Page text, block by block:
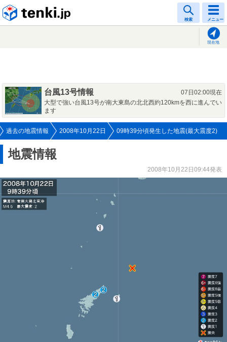
検索 メニュー
現在地
台風13号情報
07日02:00現在
大型で強い台風13号が南大東島の北北西約120kmを西に進んでい
ます
過去の地震情報 2008年10月22日 09時39分頃発生した地震(最大震度2)
地震情報
2008年10月22日09:44発表